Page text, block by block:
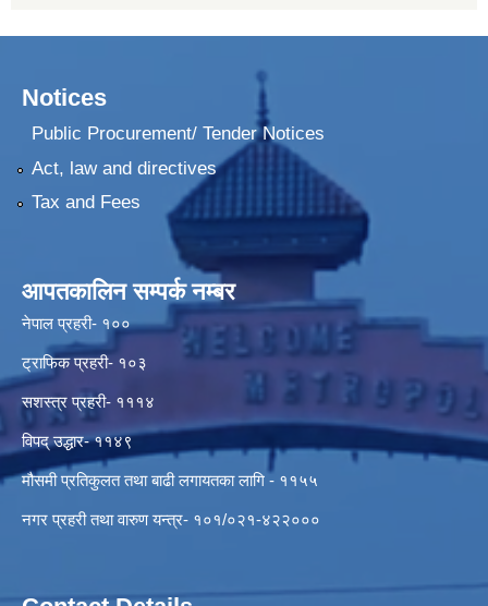
Notices
Public Procurement/ Tender Notices
Act, law and directives
Tax and Fees
आपतकालिन सम्पर्क नम्बर
नेपाल प्रहरी- १००
ट्राफिक प्रहरी- १०३
सशस्त्र प्रहरी- १११४
विपद् उद्धार- ११४९
मौसमी प्रतिकुलत तथा बाढी लगायतका लागि - ११५५
नगर प्रहरी तथा वारुण यन्त्र- १०१/०२१-४२२०००